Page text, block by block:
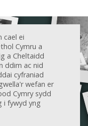
cael ei
Cymru a
a Cheltaidd
ddim ac nid
cyfraniad
wefan er
Cymry sydd
i fywyd yng